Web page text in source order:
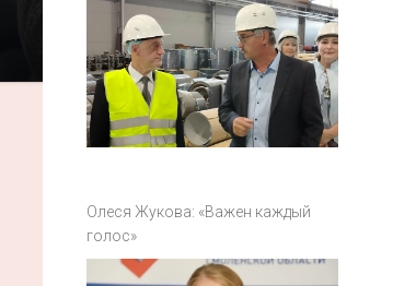
Олеся Жукова: «Важен каждый
голос»